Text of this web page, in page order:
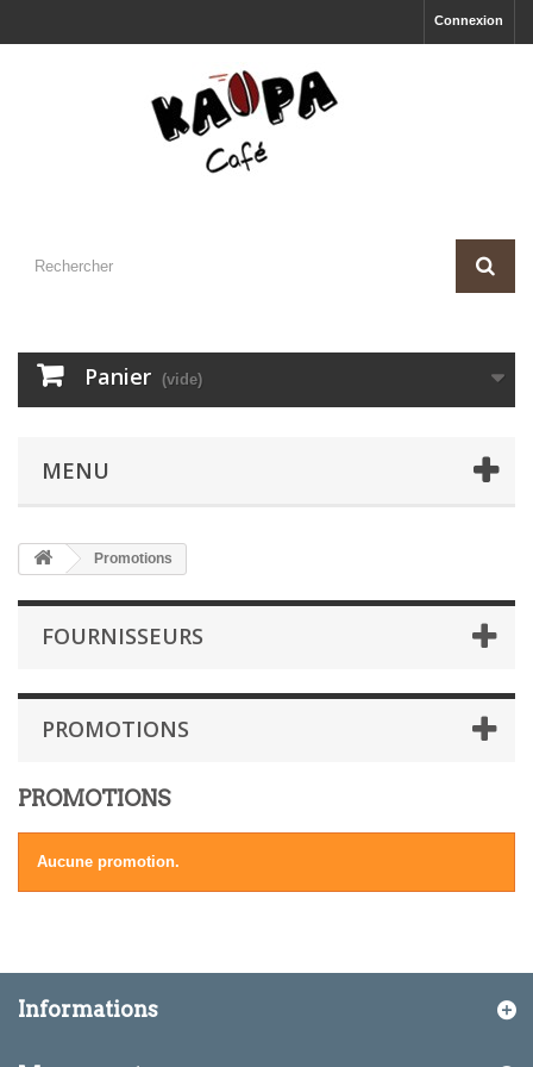
Connexion
Panier (vide)
MENU
Promotions
FOURNISSEURS
PROMOTIONS
PROMOTIONS
Aucune promotion.
Informations